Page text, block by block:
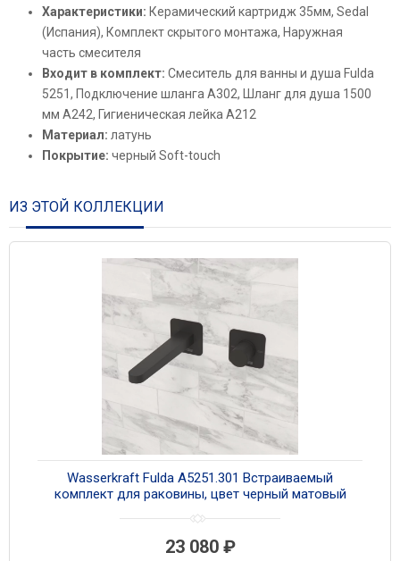
Характеристики: Керамический картридж 35мм, Sedal
(Испания), Комплект скрытого монтажа, Наружная
часть смесителя
Входит в комплект: Смеситель для ванны и душа Fulda
5251, Подключение шланга A302, Шланг для душа 1500
мм A242, Гигиеническая лейка A212
Материал: латунь
Покрытие: черный Soft-touch
ИЗ ЭТОЙ КОЛЛЕКЦИИ
Wasserkraft Fulda A5251.301 Встраиваемый
комплект для раковины, цвет черный матовый
23 080 ₽